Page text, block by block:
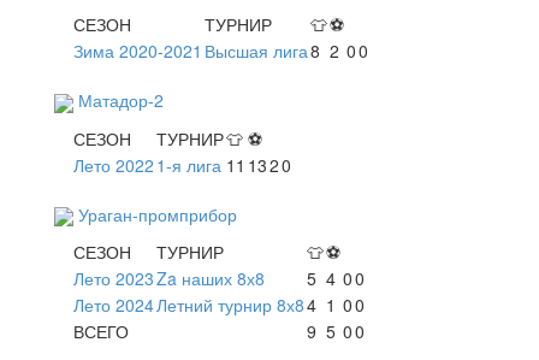
СЕЗОН
ТУРНИР 👕⚽
Зима 2020-2021 Высшая лига8 2 00
Матадор-2
СЕЗОН
ТУРНИР👕 ⚽
Лето 2022 1-я лига 11 1320
Ураган-промприбор
СЕЗОН
ТУРНИР 👕⚽
Лето 2023Za наших 8х8 5 4 00
Лето 2024Летний турнир 8х84 1 00
ВСЕГО
9 5 00